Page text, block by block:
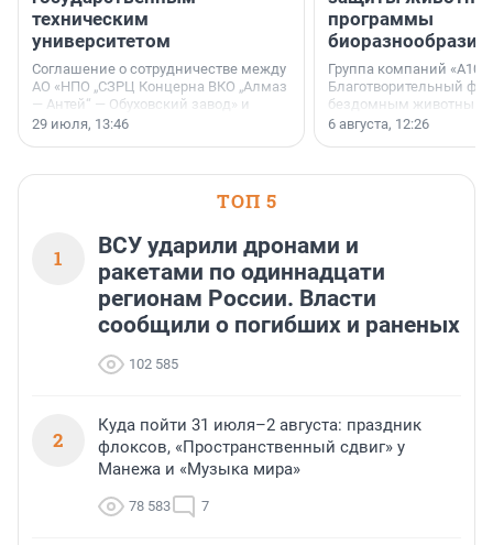
техническим
университетом
Соглашение о сотрудничестве между
АО «НПО „СЗРЦ Концерна ВКО „Алмаз
— Антей“ — Обуховский завод» и
ФГБОУ ВО «Ижевский
Калашникова» (ИжГТУ) было
подписано 17 июля 2026 года в
Ситуационном центре Правительства
29 июля, 13:46
программы
биоразнообразия
Группа компаний
Благотворительный
бездомным животным
заключили соглашение
6 августа, 12:26
ТОП 5
1
ВСУ ударили дронами и
ракетами по одиннадцати
регионам России. Власти
сообщили о погибших и раненых
102 585
2
Куда пойти 31 июля–2 августа: праздник
флоксов, «Пространственный сдвиг» у
Манежа и «Музыка мира»
78 583 7